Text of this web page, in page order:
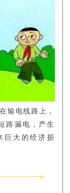
输电线路上，
路漏电，产生
巨大的经济损